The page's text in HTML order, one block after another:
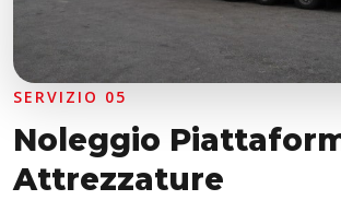
SERVIZIO 05
Noleggio
Attrezzature